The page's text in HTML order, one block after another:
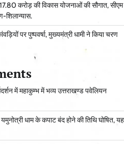
करोड़ की विकास योजनाओं की सौगात, सीएम
शिलान्यास.
पर पुष्पवर्षा, मुख्यमंत्री धामी ने किया चरण
में महाकुम्भ में भव्य उत्तराखण्ड पवेलियन
धाम के कपाट बंद होने की तिथि घोषित, यह